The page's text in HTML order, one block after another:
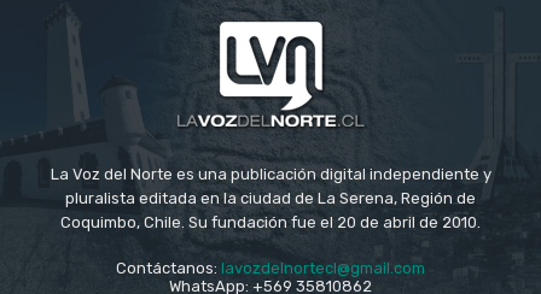
La Voz del Norte es una publicación digital independiente y
pluralista editada en la ciudad de La Serena, Región de
Coquimbo, Chile. Su fundación fue el 20 de abril de 2010.
Contáctanos: lavozdelnortecl@gmail.com
WhatsApp: +569 35810862